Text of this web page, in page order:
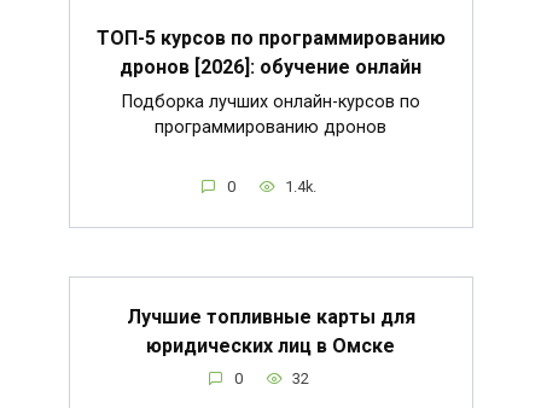
ТОП-5 курсов по программированию
дронов [2026]: обучение онлайн
Подборка лучших онлайн-курсов по
программированию дронов
0 1.4k.
Лучшие топливные карты для
юридических лиц в Омске
0 32